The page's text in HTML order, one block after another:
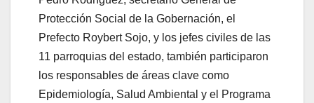
Protección Social de la Gobernación, el
Prefecto Roybert Sojo, y los jefes civiles de las
11 parroquias del estado, también participaron
los responsables de áreas clave como
Epidemiología, Salud Ambiental y el Programa